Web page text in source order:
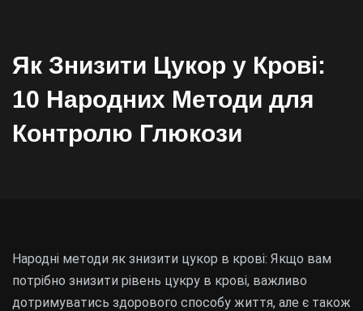
Як Знизити Цукор у Крові:
10 Народних Методи для
Контролю Глюкози
Народні методи як знизити цукор в крові: Якщо вам
потрібно знизити рівень цукру в крові, важливо
дотримуватись здорового способу життя, але є також